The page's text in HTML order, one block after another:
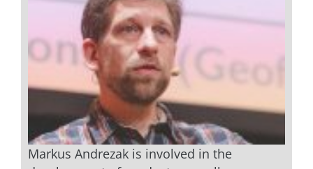
Markus Andrezak is involved in the